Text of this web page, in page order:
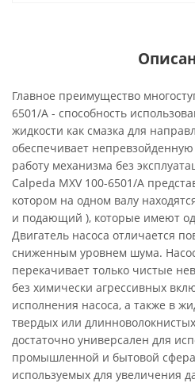
Главное преимущество
6501/A - способность
жидкости как смазка для
обеспечивает
работу механизма без
Calpeda MXV 100-6501/A
котором на одном валу
и подающий ), которые имеют
Двигатель насоса отличается
сниженным уровнем шума.
перекачивает только чистые
без химически агрессивных
исполнения насоса, а также в
твердых или
достаточно универсален для
промышленной и бытовой
используемых для увеличения